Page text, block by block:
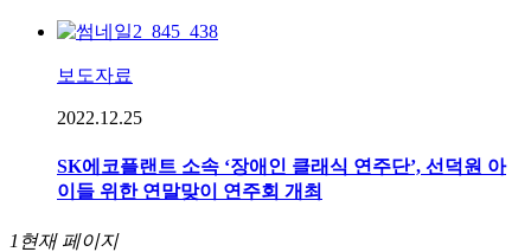
보도자료
2022.12.25
SK에코플랜트 소속 ‘장애인 클래식 연주단’, 선덕원 아
이들 위한 연말맞이 연주회 개최
1 현재 페이지